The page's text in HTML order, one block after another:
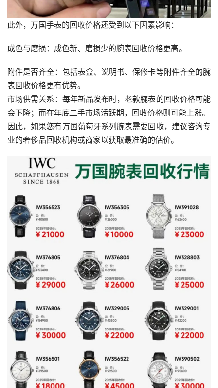
此外，万国手表的回收价格还受到以下因素影响：
‌成色与磨损‌：成色新、磨损少的腕表回收价格更高。
‌附件是否齐全‌：包括表盒、说明书、保修卡等附件齐全的腕
表回收价格更有优势。
‌市场供需关系‌：每年新品发布时，老款腕表的回收价格可能
会下降；而在年底二手市场活跃期，回收价格则可能上涨。
因此，如果您有万国葡萄牙系列腕表需要回收，建议咨询专
业的奢侈品回收机构或商家以获取最准确的估价。